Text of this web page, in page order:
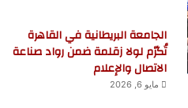
الجامعة البريطانية في القاهرة
تُكرّم لولا زقلمة ضمن رواد صناعة
الاتصال والإعلام
مايو 6, 2026